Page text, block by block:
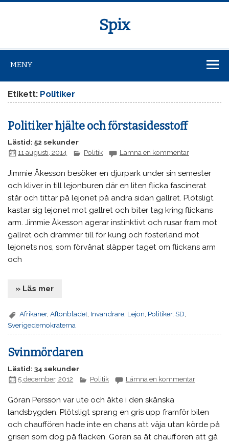
Spix
MENY
Etikett: Politiker
Politiker hjälte och förstasidesstoff
Lästid: 52 sekunder
11 augusti, 2014
Politik Lämna en kommentar
Jimmie Åkesson besöker en djurpark under sin semester
och kliver in till lejonburen där en liten flicka fascinerat
står och tittar på lejonet på andra sidan gallret. Plötsligt
kastar sig lejonet mot gallret och biter tag kring flickans
arm. Jimmie Åkesson agerar instinktivt och rusar fram mot
gallret och drämmer till för kung och fosterland mot
lejonets nos, som förvånat släpper taget om flickans arm
och
» Läs mer
Afrikaner,Aftonbladet Invandrare Lejon Politiker,SD
Sverigedemokraterna
Svinmördaren
Lästid: 34 sekunder
5 december, 2012
Politik Lämna en kommentar
Göran Persson var ute och åkte i den skånska
landsbygden. Plötsligt sprang en gris upp framför bilen
och chauffören hade inte en chans att väja utan körde på
grisen som dog på fläcken. Göran sa åt chauffören att gå